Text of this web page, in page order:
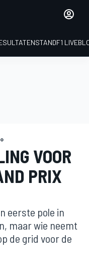
STANDF1
VOOR
PRIX
eerste pole in
maar wie neemt
de grid voor de